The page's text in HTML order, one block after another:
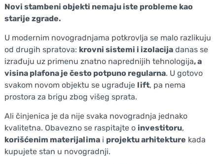
Novi stambeni objekti nemaju iste probleme kao
starije zgrade.
U modernim novogradnjama potkrovlja se malo razlikuju
od drugih spratova: krovni sistemi i izolacijadanas se
izrađuju uz primenu znatno naprednijih tehnologija, a
visina plafona je često potpuno regularna. U gotovo
svakom novom objektu se ugrađuje lift, pa nema
prostora za brigu zbog višeg sprata.
Ali činjenica je da nije svaka novogradnja jednako
kvalitetna. Obavezno se raspitajte o investitoru,
korišćenim materijalimai projektu arhitekture kada
kupujete stan u novogradnji.